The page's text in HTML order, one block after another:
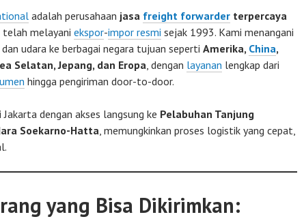
adalah perusahaan jasa freight forwarder terpercaya
telah melayani ekspor-impor resmi sejak 1993. Kami menangani
dan udara ke berbagai negara tujuan seperti Amerika, China,
Selatan, Jepang, dan Eropa, dengan layanan lengkap dari
hingga pengiriman door-to-door.
Jakarta dengan akses langsung ke Pelabuhan Tanjung
Soekarno-Hatta, memungkinkan proses logistik yang cepat,
yang Bisa Dikirimkan: